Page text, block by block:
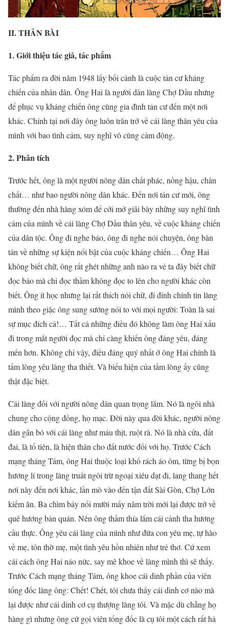
II. THÂN BÀI
1. Giới thiệu tác giả, tác phẩm
Tác phẩm ra đời năm 1948 lấy bối cảnh là cuộc tản cư kháng
chiến của nhân dân. Ông Hai là người dân làng Chợ Dầu nhưng
để phục vụ kháng chiến ông cùng gia đình tản cư đến một nơi
khác. Chính tại nơi đây ông luôn trăn trở về cái làng thân yêu của
mình với bao tình cảm, suy nghĩ vô cùng cảm động.
2. Phân tích
Trước hết, ông là một người nông dân chất phác, nồng hậu, chân
chất… như bao người nông dân khác. Đến nơi tản cư mới, ông
thường đến nhà hàng xóm để cởi mở giãi bày những suy nghĩ tình
cảm của mình về cái làng Chợ Dầu thân yêu, về cuộc kháng chiến
của dân tộc. Ông đi nghe báo, ông đi nghe nói chuyện, ông bàn
tán về những sự kiện nổi bật của cuộc kháng chiến… Ông Hai
không biết chữ, ông rất ghét những anh nào ra vẻ ta đây biết chữ
đọc báo mà chỉ đọc thầm không đọc to lên cho người khác còn
biết. Ông ít học nhưng lại rất thích nói chữ, đi đính chính tin làng
mình theo giặc ông sung sướng nói to với mọi người: Toàn là sai
sự mục đích cả!… Tất cả những điều đó không làm ông Hai xấu
đi trong mắt người đọc mà chỉ càng khiến ông đáng yêu, đáng
mến hơn. Không chỉ vậy, điều đáng quý nhất ở ông Hai chính là
tấm lòng yêu làng tha thiết. Và biểu hiện của tấm lòng ấy cũng
thật đặc biệt.
Cái làng đối với người nông dân quan trọng lắm. Nó là ngôi nhà
chung cho cộng đồng, họ mạc. Đời này qua đời khác, người nông
dân gắn bó với cái làng như máu thịt, ruột rà. Nó là nhà cửa, đất
đai, là tổ tiên, là hiện thân cho đất nước đối với họ. Trước Cách
mạng tháng Tám, ông Hai thuộc loại khố rách áo ôm, từng bị bọn
hương lí trong làng truất ngôi trừ ngoại xiêu dạt đi, lang thang hết
nơi này đến nơi khác, lần mò vào đến tận đất Sài Gòn, Chợ Lớn
kiếm ăn. Ba chìm bảy nổi mười mấy năm trời mới lại được trở về
quê hương bản quán. Nên ông thấm thía lắm cái cảnh tha hương
cầu thực. Ông yêu cái làng của mình như đứa con yêu mẹ, tự hào
về mẹ, tôn thờ mẹ, một tình yêu hồn nhiên như trẻ thơ. Cứ xem
cái cách ông Hai náo nức, say mê khoe về làng mình thì sẽ thấy.
Trước Cách mạng tháng Tám, ông khoe cái dinh phần của viên
tổng đốc làng ông: Chết! Chết, tôi chưa thấy cái dinh cơ nào mà
lại được như cái dinh cơ cụ thượng làng tôi. Và mặc dù chẳng họ
hàng gì nhưng ông cứ gọi viên tổng đốc là cụ tôi một cách rất hả